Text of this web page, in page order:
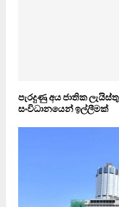
පැරදුණු අය ජාතික
සංවිධානයෙන් ඉල්ලීමක්